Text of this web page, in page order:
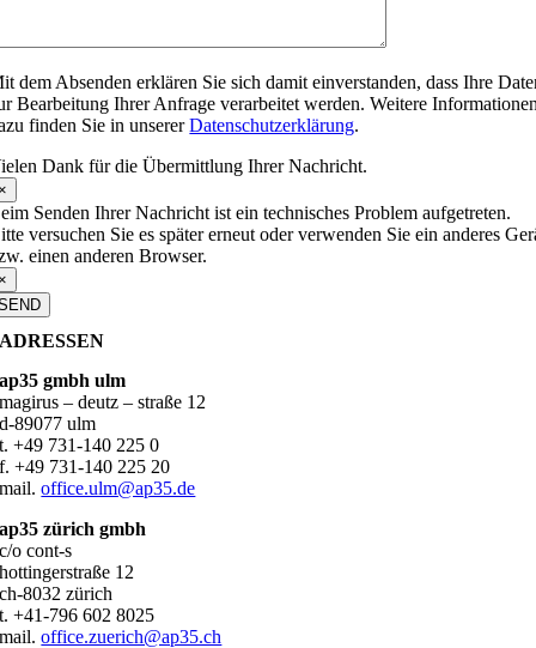
dem Absenden erklären Sie sich damit einverstanden, dass Ihre
Bearbeitung Ihrer Anfrage verarbeitet werden. Weitere
finden Sie in unsererDatenschutzerklärung.
Dank für die Übermittlung Ihrer Nachricht.
Senden Ihrer Nachricht ist ein technisches Problem aufgetreten.
versuchen Sie es später erneut oder verwenden Sie ein anderes
einen anderen Browser.
ADRESSEN
ap35 gmbh ulm
magirus – deutz – straße 12
d-89077 ulm
t. +49 731-140 225 0
f. +49 731-140 225 20
mail.office.ulm@ap35.de
ap35 zürich gmbh
c/o cont-s
hottingerstraße 12
ch-8032 zürich
t. +41-796 602 8025
mail.office.zuerich@ap35.ch